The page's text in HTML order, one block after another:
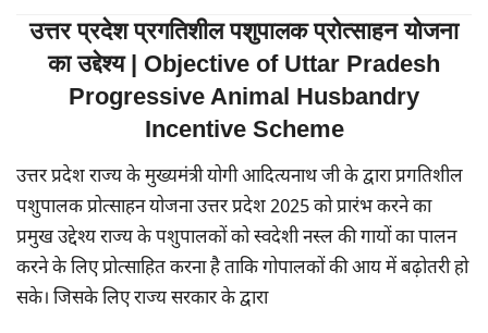
उत्तर प्रदेश प्रगतिशील पशुपालक प्रोत्साहन योजना
का उद्देश्य | Objective of Uttar Pradesh
Progressive Animal Husbandry
Incentive Scheme
उत्तर प्रदेश राज्य के मुख्यमंत्री योगी आदित्यनाथ जी के द्वारा प्रगतिशील
पशुपालक प्रोत्साहन योजना उत्तर प्रदेश 2025 को प्रारंभ करने का
प्रमुख उद्देश्य राज्य के पशुपालकों को स्वदेशी नस्ल की गायों का पालन
करने के लिए प्रोत्साहित करना है ताकि गोपालकों की आय में बढ़ोतरी हो
सके। जिसके लिए राज्य सरकार के द्वारा